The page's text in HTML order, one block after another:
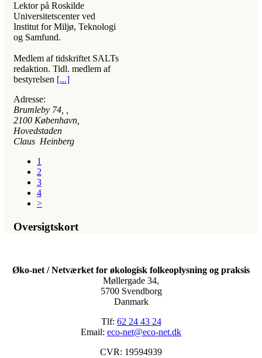
Lektor på Roskilde
Universitetscenter ved
Institut for Miljø, Teknologi
og Samfund.
Medlem af tidskriftet SALTs
redaktion. Tidl. medlem af
bestyrelsen [...]
Adresse:
Brumleby 74
2100 København,
Hovedstaden
Claus Heinberg
1
2
3
4
>
Oversigtskort
Øko-net / Netværket for økologisk folkeoplysning og praksis
Møllergade 34,
5700 Svendborg
Danmark
Tlf: 62 24 43 24
Email: eco-net@eco-net.dk
CVR: 19594939